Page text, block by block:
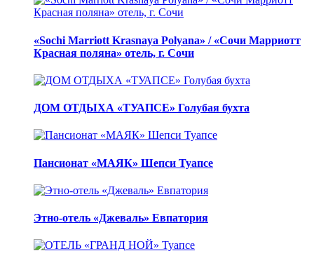
«Sochi Marriott Krasnaya Polyana» / «Сочи Марриотт
Красная поляна» отель, г. Сочи
ДОМ ОТДЫХА «ТУАПСЕ» Голубая бухта
Пансионат «МАЯК» Шепси Туапсе
Этно-отель «Джеваль» Евпатория